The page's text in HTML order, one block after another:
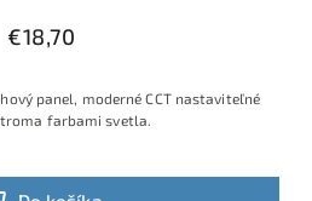
€18,70
panel, moderné CCT nastaviteľné
farbami svetla.